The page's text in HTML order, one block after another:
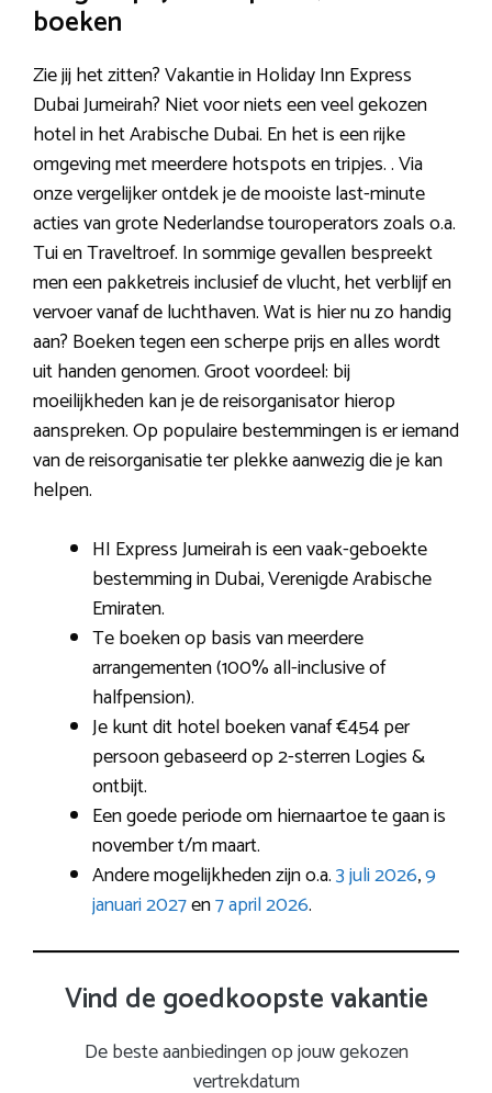
boeken
Zie jij het zitten? Vakantie in Holiday Inn Express
Dubai Jumeirah? Niet voor niets een veel gekozen
hotel in het Arabische Dubai. En het is een rijke
omgeving met meerdere hotspots en tripjes. . Via
onze vergelijker ontdek je de mooiste last-minute
acties van grote Nederlandse touroperators zoals o.a.
Tui en Traveltroef. In sommige gevallen bespreekt
men een pakketreis inclusief de vlucht, het verblijf en
vervoer vanaf de luchthaven. Wat is hier nu zo handig
aan? Boeken tegen een scherpe prijs en alles wordt
uit handen genomen. Groot voordeel: bij
moeilijkheden kan je de reisorganisator hierop
aanspreken. Op populaire bestemmingen is er iemand
van de reisorganisatie ter plekke aanwezig die je kan
helpen.
HI Express Jumeirah is een vaak-geboekte
bestemming in Dubai, Verenigde Arabische
Emiraten.
Te boeken op basis van meerdere
arrangementen (100% all-inclusive of
halfpension).
Je kunt dit hotel boeken vanaf €454 per
persoon gebaseerd op 2-sterren Logies &
ontbijt.
Een goede periode om hiernaartoe te gaan is
november t/m maart.
Andere mogelijkheden zijn o.a.3 juli 2026,9
januari 2027en7 april 2026.
Vind de goedkoopste vakantie
De beste aanbiedingen op jouw gekozen
vertrekdatum